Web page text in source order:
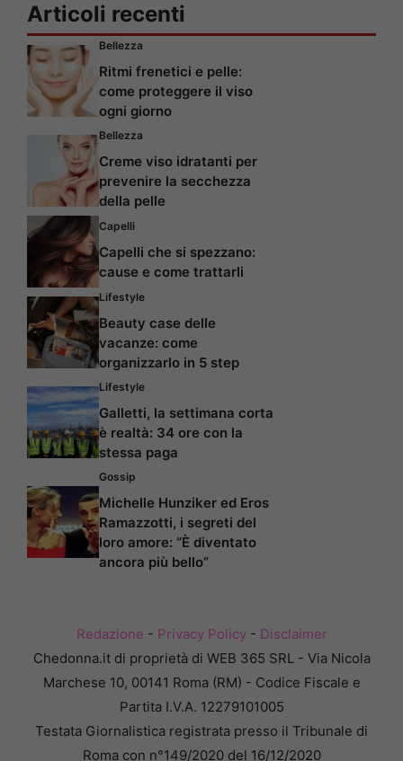
Articoli recenti
Bellezza
Ritmi frenetici e pelle:
come proteggere il viso
ogni giorno
Bellezza
Creme viso idratanti per
prevenire la secchezza
della pelle
Capelli
Capelli che si spezzano:
cause e come trattarli
Lifestyle
Beauty case delle
vacanze: come
organizzarlo in 5 step
Lifestyle
Galletti, la settimana corta
è realtà: 34 ore con la
stessa paga
Gossip
Michelle Hunziker ed Eros
Ramazzotti, i segreti del
loro amore: “È diventato
ancora più bello”
Redazione - Privacy Policy- Disclaimer
Chedonna.it di proprietà di WEB 365 SRL - Via Nicola
Marchese 10, 00141 Roma (RM) - Codice Fiscale e
Partita I.V.A. 12279101005
Testata Giornalistica registrata presso il Tribunale di
Roma con n°149/2020 del 16/12/2020